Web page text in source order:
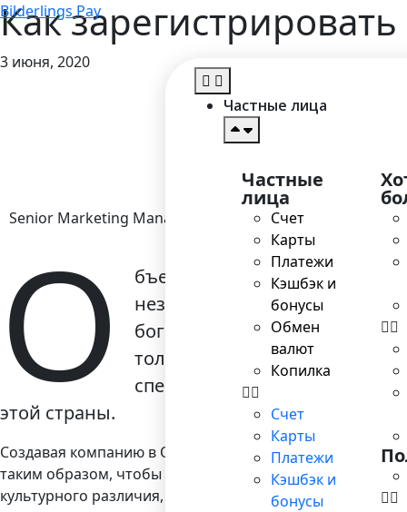
Bilderlings Pay
Частные лица
Частные
лица
Счет
Карты
Платежи
Кэшбэк и
бонусы
Обмен
валют
Копилка
Счет
Карты
Платежи
Кэшбэк и
бонусы
Как
3 июня, 2020
Senior Marketing Manager
О
бъединенные Арабские
независимых в
богатыми залежами нефти,
только местным, но и
специальностей из разных
этой страны.
Создавая компанию в ОАЭ, следует помнить о том, что
таким образом, чтобы соответствовать этому
культурного различия, который присущ подобным